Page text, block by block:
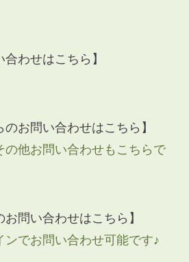
合わせはこちら】
のお問い合わせはこちら】
の他お問い合わせもこちらで
お問い合わせはこちら】
ンでお問い合わせ可能です♪